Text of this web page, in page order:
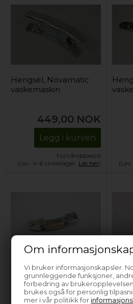
Om
Vi bruker informasjonskapsler.
grunnleggende funksjoner,
forbedring av
brukes også for personlig
mer i vår politikk for
Hengsel, Novamatic
vaskemaskin
449,00 NOK
Legg i kurven
Forhåndsbestill
(Lev. 4-6 virkedager. Les her)
Hengsel, Novamatic
vaskemaskin - Grå